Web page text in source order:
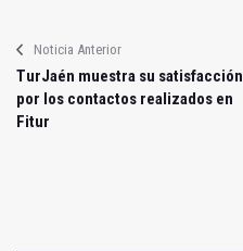
Noticia Anterior
TurJaén muestra su satisfacción
por los contactos realizados en
Fitur